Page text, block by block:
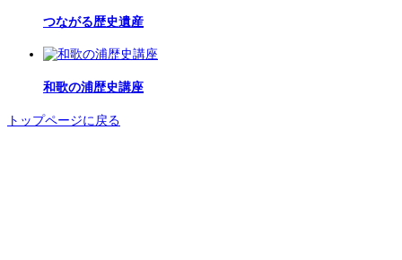
つながる歴史遺産
和歌の浦歴史講座
トップページに戻る